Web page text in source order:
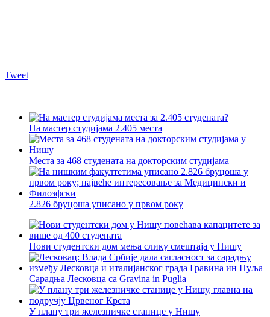
Tweet
На мастер студијама 2.405 места
Места за 468 студената на докторским студијама
2.826 бруцоша уписано у првом року
Нови студентски дом мења слику смештаја у Нишу
Сарадња Лесковца са Gravina in Puglia
У плану три железничке станице у Нишу